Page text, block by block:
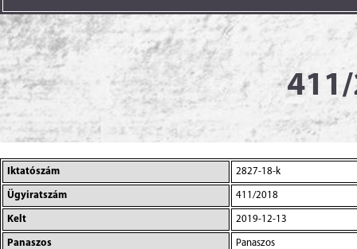
Iktatószám 2827-18-k
Ügyiratszám 411/2018
Kelt 2019-12-13
Panaszos Panaszos